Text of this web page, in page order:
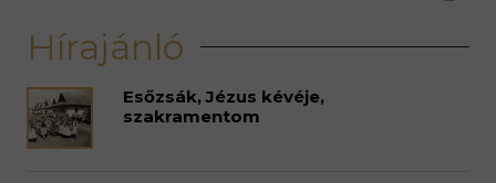
Hírajánló
Esőzsák, Jézus kévéje,
szakramentom